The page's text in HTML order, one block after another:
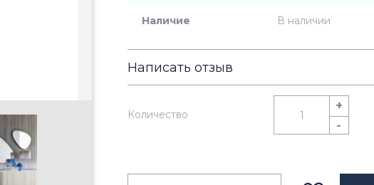
Наличие В наличии
Написать отзыв
Количество
+
-